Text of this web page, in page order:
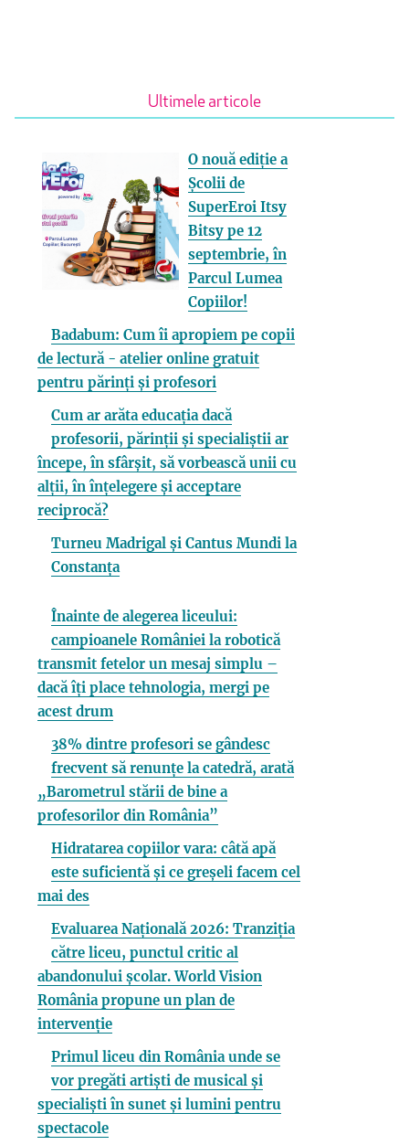
Ultimele articole
O nouă ediție a
Școlii de
SuperEroi Itsy
Bitsy pe 12
septembrie, în
Parcul Lumea
Copiilor!
Badabum: Cum îi apropiem pe copii
de lectură - atelier online gratuit
pentru părinți și profesori
Cum ar arăta educația dacă
profesorii, părinții și specialiștii ar
începe, în sfârșit, să vorbească unii cu
alții, în înțelegere și acceptare
reciprocă?
Turneu Madrigal și Cantus Mundi la
Constanța
Înainte de alegerea liceului:
campioanele României la robotică
transmit fetelor un mesaj simplu –
dacă îți place tehnologia, mergi pe
acest drum
38% dintre profesori se gândesc
frecvent să renunțe la catedră, arată
„Barometrul stării de bine a
profesorilor din România”
Hidratarea copiilor vara: câtă apă
este suficientă și ce greșeli facem cel
mai des
Evaluarea Națională 2026: Tranziția
către liceu, punctul critic al
abandonului școlar. World Vision
România propune un plan de
intervenție
Primul liceu din România unde se
vor pregăti artiști de musical și
specialiști în sunet și lumini pentru
spectacole